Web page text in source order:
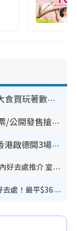
【8月生日優惠2026】全港85大食買玩著數攻略 自助餐/火鍋放題同行免費＋誠品/DONKI送現金券
人夫集團｜Klook套票/優先訂票/公開發售搶飛攻略！附票價.購票連結.場地座位表
BIGBANG演唱會2026｜11月香港啟德開3場！實名制VIP申請、優先購票攻略
香港室內好去處｜逾35大歎冷氣室內好去處推介 室內活動免費避雨無懼落雨
唱K推介2026︱全港13大卡啦OK好去處！最平$36起 日文K都有！(附地址+收費詳情)